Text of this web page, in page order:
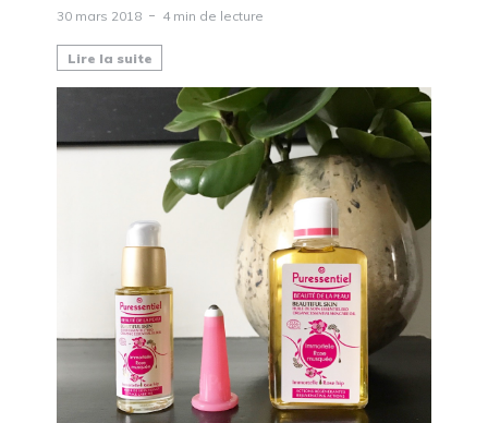
30 mars 2018 4 min de lecture
Lire la suite